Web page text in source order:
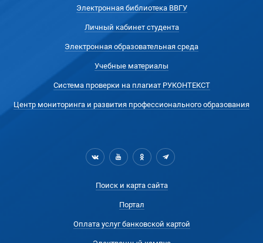
Электронная библиотека ВВГУ
Личный кабинет студента
Электронная образовательная среда
Учебные материалы
Система проверки на плагиат РУКОНТЕКСТ
Центр мониторинга и развития профессионального образования
Поиск и карта сайта
Портал
Оплата услуг банковской картой